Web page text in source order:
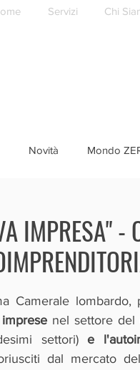
Servizi Chi
Novità Mondo
IMPRESA" -
Camerale lombardo,
nel settore del
settori) e
dal mercato